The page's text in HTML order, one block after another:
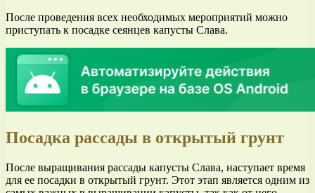
После проведения всех необходимых мероприятий можно
приступать к посадке сеянцев капусты Слава.
Посадка рассады в открытый грунт
После выращивания рассады капусты Слава, наступает время
для ее посадки в открытый грунт. Этот этап является одним из